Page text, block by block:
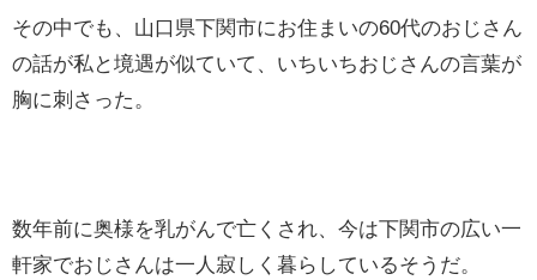
その中でも、山口県下関市にお住まいの60代のおじさん
の話が私と境遇が似ていて、いちいちおじさんの言葉が
胸に刺さった。
数年前に奥様を乳がんで亡くされ、今は下関市の広い一
軒家でおじさんは一人寂しく暮らしているそうだ。